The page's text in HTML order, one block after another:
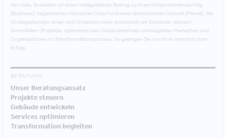
Services. So leisten wir einen maßgeblichen Beitrag zu Ihrem Unternehmenserfolg
(Business), begeisterten Menschen (User) und einer lebenswerten Umwelt (Planet). Als
Strategieberater:innen und Umsetzer:innen entwickeln wir Gebäude, steuern
(Immobilien-)Projekte, optimieren den Gebäudebetrieb und begleiten Menschen und
Organisationen im Transformationsprozess. So gelangen Sie von Ihrer Intention zum
Erfolg.
BERATUNG
Unser Beratungsansatz
Projekte steuern
Gebäude entwickeln
Services optimieren
Transformation begleiten